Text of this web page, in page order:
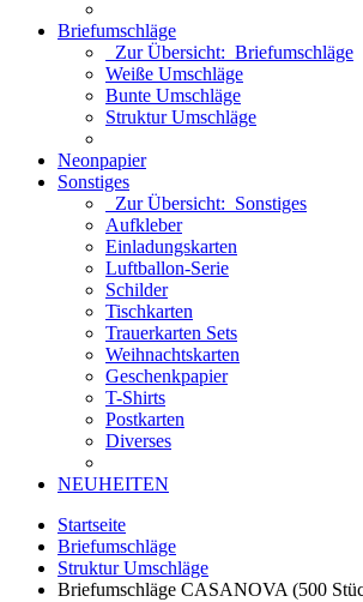
Briefumschläge
Zur Übersicht: Briefumschläge
Weiße Umschläge
Bunte Umschläge
Struktur Umschläge
Neonpapier
Sonstiges
Zur Übersicht: Sonstiges
Aufkleber
Einladungskarten
Luftballon-Serie
Schilder
Tischkarten
Trauerkarten Sets
Weihnachtskarten
Geschenkpapier
T-Shirts
Postkarten
Diverses
NEUHEITEN
Startseite
Briefumschläge
Struktur Umschläge
Briefumschläge CASANOVA (500